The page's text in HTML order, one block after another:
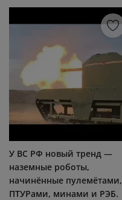
У ВС РФ новый тренд —
наземные роботы,
начинённые пулемётами,
ПТУРами, минами и РЭБ.